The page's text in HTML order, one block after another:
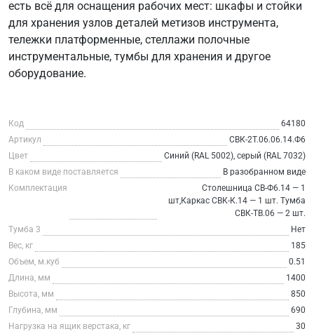
есть всё для оснащения рабочих мест: шкафы и стойки
для хранения узлов деталей метизов инструмента,
тележки платформенные, стеллажи полочные
инструментальные, тумбы для хранения и другое
оборудование.
Код
64180
Артикул
СВК-2Т.06.06.14.Ф6
Цвет
Синий (RAL 5002), серый (RAL 7032)
В каком виде поставляется
В разобранном виде
Комплектация
Столешница СВ-Ф6.14 — 1
шт,Каркас СВК-К.14 — 1 шт. Тумба
СВК-ТВ.06 — 2 шт.
Тумба 3
Нет
Вес, кг
185
Объем, м.куб
0.51
Длина, мм
1400
Высота, мм
850
Глубина, мм
690
Нагрузка на ящик верстака, кг
30